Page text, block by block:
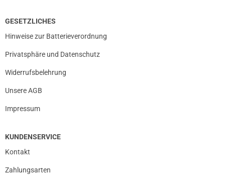
GESETZLICHES
Hinweise zur Batterieverordnung
Privatsphäre und Datenschutz
Widerrufsbelehrung
Unsere AGB
Impressum
KUNDENSERVICE
Kontakt
Zahlungsarten